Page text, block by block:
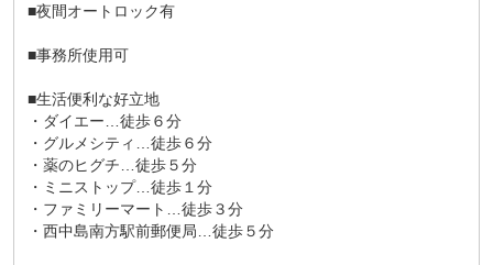
■夜間オートロック有
■事務所使用可
■生活便利な好立地
・ダイエー…徒歩６分
・グルメシティ…徒歩６分
・薬のヒグチ…徒歩５分
・ミニストップ…徒歩１分
・ファミリーマート…徒歩３分
・西中島南方駅前郵便局…徒歩５分